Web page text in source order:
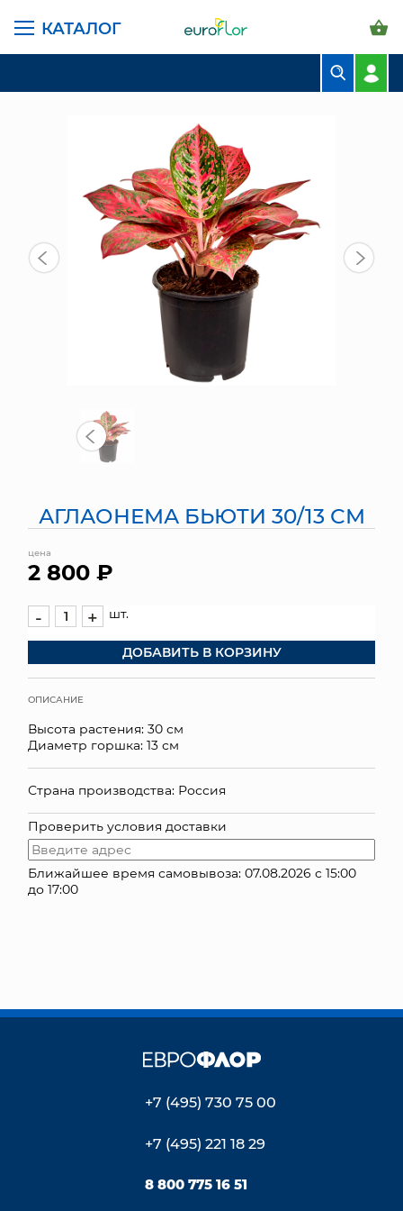
КАТАЛОГ
ЦВЕТЫ В ПАЧКАХ
СВАДЕБНАЯ ФЛОРИСТИКА
КОМНАТНЫЕ РАСТЕНИЯ
ГОРШКИ И КАШПО
ГРУНТЫ И УДОБРЕНИЯ
ПРЕДМЕТЫ ИНТЕРЬЕРА
ЯЩИКИ
ПОДАРОЧНЫЕ КАРТЫ
ОПТОВЫМ КЛИЕНТАМ
ДОСТАВКА И ОПЛАТА
КОНТАКТЫ
ГЛАВНАЯ СТРАНИЦА КАТАЛОГ
КОМНАТНЫЕ РАСТЕНИЯ
АГЛАОНЕМА БЬЮТИ 30/13 СМ
цена
2 800 ₽
- + шт.
ДОБАВИТЬ В КОРЗИНУ
ОПИСАНИЕ
Высота растения: 30 см
Диаметр горшка: 13 см
Страна производства: Россия
Проверить условия доставки
Ближайшее время самовывоза: 07.08.2026 с 15:00
до 17:00
+7 (495) 730 75 00
+7 (495) 221 18 29
8 800 775 16 51